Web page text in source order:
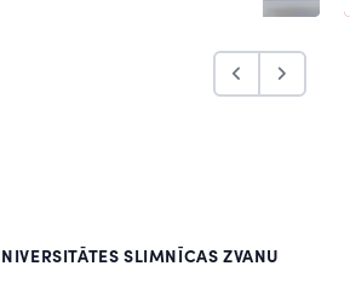
SLIMNĪCAS ZVANU